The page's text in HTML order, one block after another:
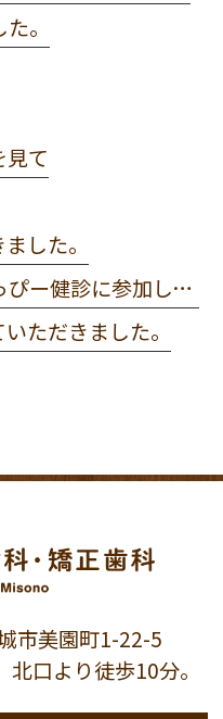
。
て
した。
本日はデンソーさんの歯っぴー健診に参加してきました。
ただきました。
市美園町1-22-5
口より徒歩10分。